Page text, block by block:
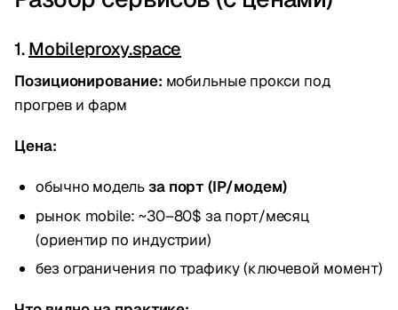
1.Mobileproxy.space
Позиционирование: мобильные прокси под
прогрев и фарм
Цена:
обычно модельза порт (IP/модем)
рынок mobile: ~30–80$ за порт/месяц
(ориентир по индустрии)
без ограничения по трафику (ключевой момент)